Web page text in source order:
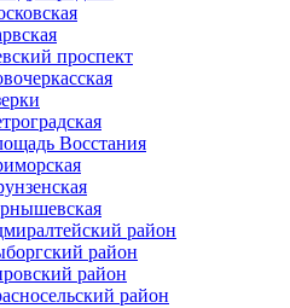
проспект
Восстания
район
район
район
район